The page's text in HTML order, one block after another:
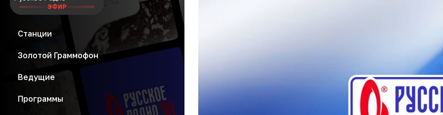
ЭФИР
Станции
Золотой Граммофон
Ведущие
Программы